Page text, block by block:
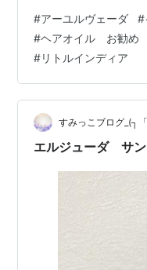
ガポールの観光ガイド
ルベディックマッサー
ラにシロダーラとかい
決壊作って目を開け
お勧めしていた。 お
していたこのお店は、
#アーユルヴェーダ #
#ヘアオイル お勧め
#リトルインディア
すみっこブログ_(┐
エルジューダ サン